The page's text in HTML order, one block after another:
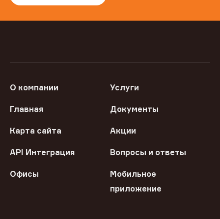
О компании Услуги
Главная Документы
Карта сайта Акции
API Интеграция Вопросы и ответы
Офисы
Мобильное
приложение